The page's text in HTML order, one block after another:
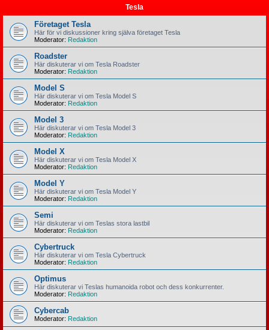
Tesla
Företaget Tesla
Här för vi diskussioner kring själva företaget Tesla
Moderator: Redaktion
Roadster
Här diskuterar vi om Tesla Roadster
Moderator: Redaktion
Model S
Här diskuterar vi om Tesla Model S
Moderator: Redaktion
Model 3
Här diskuterar vi om Tesla Model 3
Moderator: Redaktion
Model X
Här diskuterar vi om Tesla Model X
Moderator: Redaktion
Model Y
Här diskuterar vi om Tesla Model Y
Moderator: Redaktion
Semi
Här diskuterar vi om Teslas stora lastbil
Moderator: Redaktion
Cybertruck
Här diskuterar vi om Tesla Cybertruck
Moderator: Redaktion
Optimus
Här diskuterar vi Teslas humanoida robot och dess konkurrenter.
Moderator: Redaktion
Cybercab
Moderator: Redaktion